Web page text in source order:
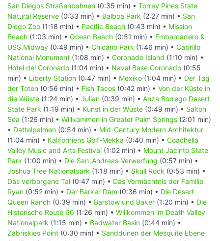
San Diegos Straßenbahnen (0:35 min) • Torrey Pines State
Natural Reserve (0:33 min) • Balboa Park (2:27 min) • San
Diego Zoo (1:18 min) • Pacific Beach (0:43 min) • Mission
Beach (1:03 min) • Ocean Beach (0:51 min) • Embarcadero &
USS Midway (0:49 min) • Chicano Park (1:46 min) • Cabrillo
National Monument (1:08 min) • Coronado Island (1:10 min) •
Hotel del Coronado (1:04 min) • Naval Base Coronado (0:55
min) • Liberty Station (0:47 min) • Mexiko (1:04 min) • Der Tag
der Toten (0:56 min) • Fish Tacos (0:42 min) • Von der Küste in
die Wüste (1:24 min) • Julian (0:39 min) • Anza Borrego Desert
State Park (1:19 min) • Kunst in der Wüste (0:49 min) • Salton
Sea (1:26 min) • Willkommen in Greater Palm Springs (2:01 min)
• Dattelpalmen (0:54 min) • Mid-Century Modern Architektur
(1:04 min) • Kaliforniens Golf-Mekka (0:40 min) • Coachella
Valley Music and Arts Festival (1:02 min) • Mount Jacinto State
Park (1:00 min) • Die San-Andreas-Verwerfung (0:57 min) •
Joshua Tree Nationalpark (1:18 min) • Skull Rock (0:53 min) •
Das verborgene Tal (0:47 min) • Das Vermächtnis der Familie
Ryan (0:52 min) • Der Barker Dam (0:36 min) • Die Desert
Queen Ranch (0:39 min) • Barstow und Baker (1:20 min) • Die
Historische Route 66 (1:26 min) • Willkommen im Death Valley
Nationalpark (1:15 min) • Badwater Basin (0:44 min) •
Zabriskies Point (0:30 min) • Sanddünen der Mesquite Ebene